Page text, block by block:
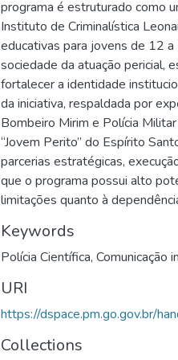
programa é estruturado como
Instituto de Criminalística
educativas para jovens de 12
sociedade da atuação pericial,
fortalecer a identidade
da iniciativa, respaldada por
Bombeiro Mirim e Polícia
“Jovem Perito” do Espírito
parcerias estratégicas,
que o programa possui alto
limitações quanto à
Keywords
Polícia Científica, Comunicação
URI
https://dspace.pm.go.gov.br/
Collections